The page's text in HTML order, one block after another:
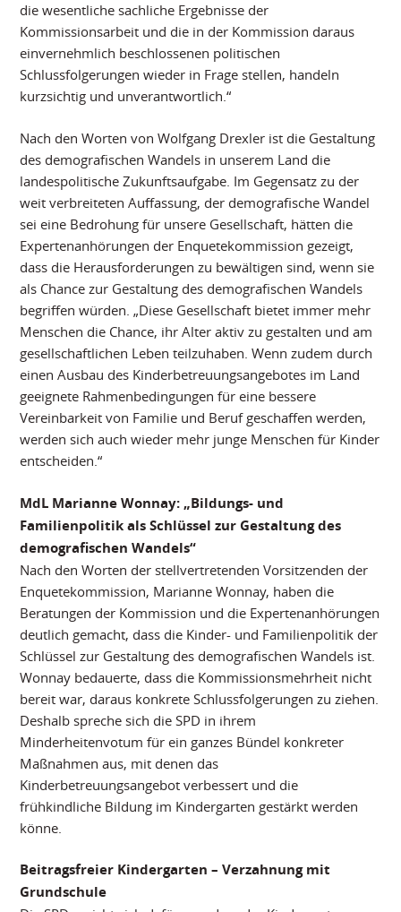
die wesentliche sachliche Ergebnisse der
Kommissionsarbeit und die in der Kommission daraus
einvernehmlich beschlossenen politischen
Schlussfolgerungen wieder in Frage stellen, handeln
kurzsichtig und unverantwortlich.“
Nach den Worten von Wolfgang Drexler ist die Gestaltung
des demografischen Wandels in unserem Land die
landespolitische Zukunftsaufgabe. Im Gegensatz zu der
weit verbreiteten Auffassung, der demografische Wandel
sei eine Bedrohung für unsere Gesellschaft, hätten die
Expertenanhörungen der Enquetekommission gezeigt,
dass die Herausforderungen zu bewältigen sind, wenn sie
als Chance zur Gestaltung des demografischen Wandels
begriffen würden. „Diese Gesellschaft bietet immer mehr
Menschen die Chance, ihr Alter aktiv zu gestalten und am
gesellschaftlichen Leben teilzuhaben. Wenn zudem durch
einen Ausbau des Kinderbetreuungsangebotes im Land
geeignete Rahmenbedingungen für eine bessere
Vereinbarkeit von Familie und Beruf geschaffen werden,
werden sich auch wieder mehr junge Menschen für Kinder
entscheiden.“
MdL Marianne Wonnay: „Bildungs- und
Familienpolitik als Schlüssel zur Gestaltung des
demografischen Wandels“
Nach den Worten der stellvertretenden Vorsitzenden der
Enquetekommission, Marianne Wonnay, haben die
Beratungen der Kommission und die Expertenanhörungen
deutlich gemacht, dass die Kinder- und Familienpolitik der
Schlüssel zur Gestaltung des demografischen Wandels ist.
Wonnay bedauerte, dass die Kommissionsmehrheit nicht
bereit war, daraus konkrete Schlussfolgerungen zu ziehen.
Deshalb spreche sich die SPD in ihrem
Minderheitenvotum für ein ganzes Bündel konkreter
Maßnahmen aus, mit denen das
Kinderbetreuungsangebot verbessert und die
frühkindliche Bildung im Kindergarten gestärkt werden
könne.
Beitragsfreier Kindergarten – Verzahnung mit
Grundschule